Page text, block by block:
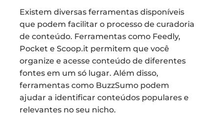
Existem diversas ferramentas disponíveis
que podem facilitar o processo de curadoria
de conteúdo. Ferramentas como Feedly,
Pocket e Scoop.it permitem que você
organize e acesse conteúdo de diferentes
fontes em um só lugar. Além disso,
ferramentas como BuzzSumo podem
ajudar a identificar conteúdos populares e
relevantes no seu nicho.